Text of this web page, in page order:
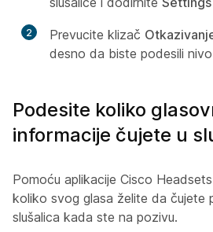
2 Prevucite klizač
desno da biste podesili
Podesite koliko
informacije čujete u
Pomoću aplikacije Cisco
koliko svog glasa želite da čujete
slušalica kada ste na pozivu.